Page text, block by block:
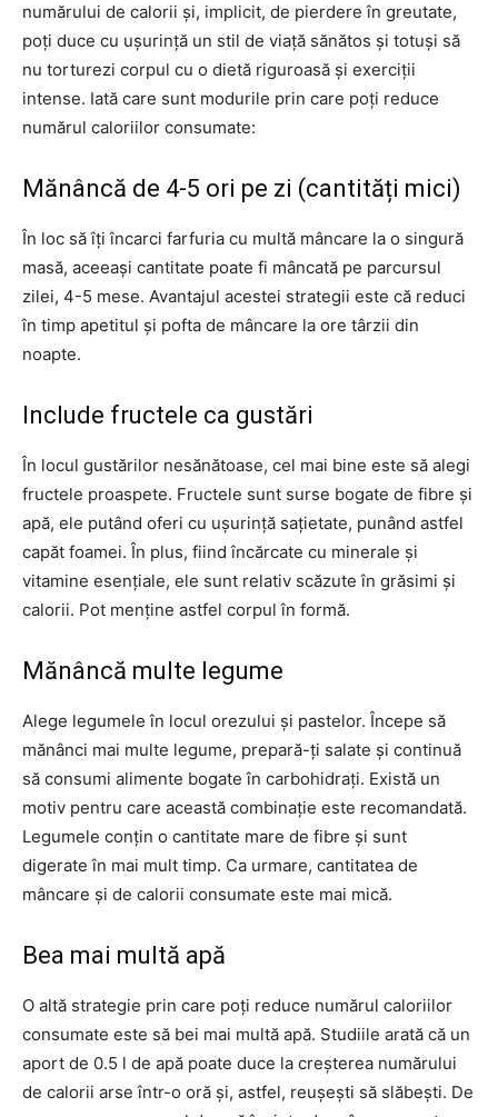
numărului de calorii și, implicit, de pierdere în greutate,
poți duce cu ușurință un stil de viață sănătos și totuși să
nu torturezi corpul cu o dietă riguroasă și exerciții
intense. Iată care sunt modurile prin care poți reduce
numărul caloriilor consumate:
Mănâncă de 4-5 ori pe zi (cantități mici)
În loc să îți încarci farfuria cu multă mâncare la o singură
masă, aceeași cantitate poate fi mâncată pe parcursul
zilei, 4-5 mese. Avantajul acestei strategii este că reduci
în timp apetitul și pofta de mâncare la ore târzii din
noapte.
Include fructele ca gustări
În locul gustărilor nesănătoase, cel mai bine este să alegi
fructele proaspete. Fructele sunt surse bogate de fibre și
apă, ele putând oferi cu ușurință sațietate, punând astfel
capăt foamei. În plus, fiind încărcate cu minerale și
vitamine esențiale, ele sunt relativ scăzute în grăsimi și
calorii. Pot menține astfel corpul în formă.
Mănâncă multe legume
Alege legumele în locul orezului și pastelor. Începe să
mănânci mai multe legume, prepară-ți salate și continuă
să consumi alimente bogate în carbohidrați. Există un
motiv pentru care această combinație este recomandată.
Legumele conțin o cantitate mare de fibre și sunt
digerate în mai mult timp. Ca urmare, cantitatea de
mâncare și de calorii consumate este mai mică.
Bea mai multă apă
O altă strategie prin care poți reduce numărul caloriilor
consumate este să bei mai multă apă. Studiile arată că un
aport de 0.5 l de apă poate duce la creșterea numărului
de calorii arse într-o oră și, astfel, reușești să slăbești. De